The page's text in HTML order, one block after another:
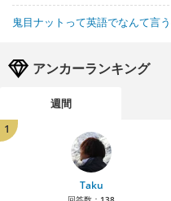
鬼目ナットって英語でなんて言
アンカーランキング
週間
1
Taku